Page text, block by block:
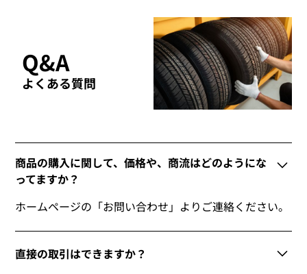
Q&A
よくある質問
商品の購入に関して、価格や、商流はどのようにな
ってますか？
ホームページの「お問い合わせ」よりご連絡ください。
直接の取引はできますか？